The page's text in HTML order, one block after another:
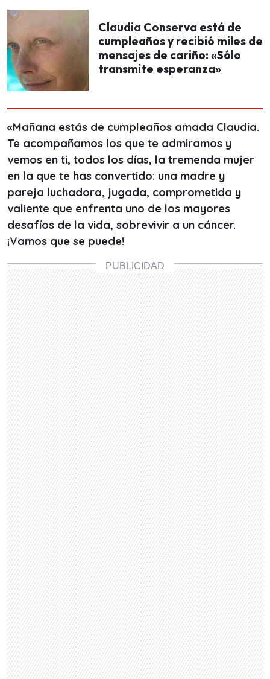
Claudia Conserva está de
cumpleaños y recibió miles de
mensajes de cariño: «Sólo
transmite esperanza»
«Mañana estás de cumpleaños amada Claudia.
Te acompañamos los que te admiramos y
vemos en ti, todos los días, la tremenda mujer
en la que te has convertido: una madre y
pareja luchadora, jugada, comprometida y
valiente que enfrenta uno de los mayores
desafíos de la vida, sobrevivir a un cáncer.
¡Vamos que se puede!